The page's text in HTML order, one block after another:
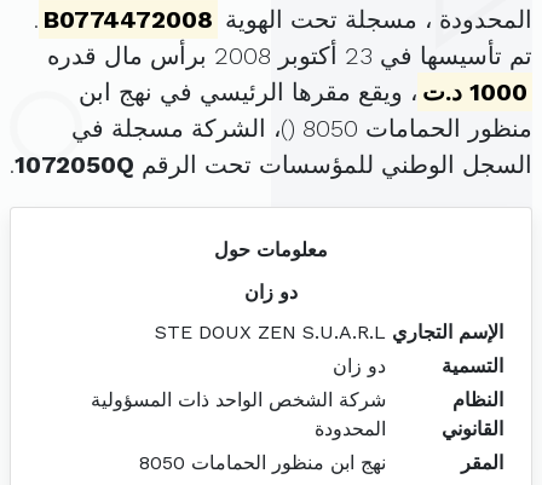
المحدودة ، مسجلة تحت الهوية B0774472008
.
تم تأسيسها في 23 أكتوبر 2008 برأس مال قدره
1000 د.ت
، ويقع مقرها الرئيسي في نهج ابن
منظور الحمامات 8050 (
)، الشركة مسجلة في
السجل الوطني للمؤسسات تحت الرقم 1072050Q
.
معلومات حول
دو زان
الإسم التجاري STE DOUX ZEN S.U.A.R.L
التسمية
دو زان
النظام
القانوني
شركة الشخص الواحد ذات المسؤولية
المحدودة
المقر
نهج ابن منظور الحمامات 8050